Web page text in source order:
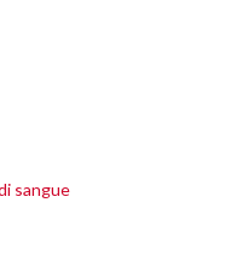
sangue